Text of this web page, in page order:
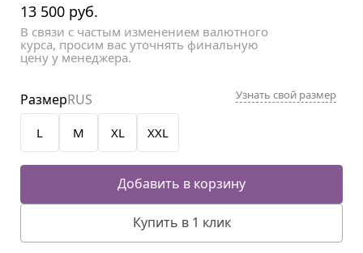
13 500 руб.
В связи с частым изменением валютного
курса, просим вас уточнять финальную
цену у менеджера.
L M XL XXL
РазмерRUS Узнать свой размер
Добавить в корзину
Купить в 1 клик